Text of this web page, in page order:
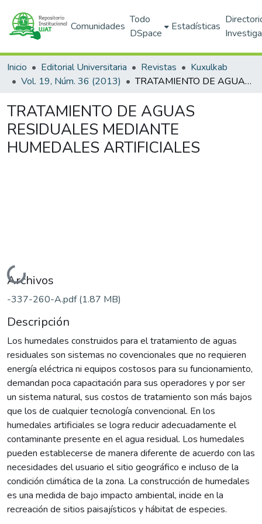
Comunidades
Todo
DSpace
Estadísticas
Inicio Editorial Universitaria Revistas
Kuxulkab
Vol. 19, Núm. 36 (2013)
TRATAMIENTO DE AGUAS RESIDUALES MEDIANTE HUMEDALES ARTIFICIALES
TRATAMIENTO DE AGUAS
RESIDUALES MEDIANTE
HUMEDALES ARTIFICIALES
Cargando...
Archivos
-337-260-A.pdf(1.87 MB)
Descripción
Los humedales construidos para el tratamiento de aguas
residuales son sistemas no covencionales que no requieren
energía eléctrica ni equipos costosos para su funcionamiento,
demandan poca capacitación para sus operadores y por ser
un sistema natural, sus costos de tratamiento son más bajos
que los de cualquier tecnología convencional. En los
humedales artificiales se logra reducir adecuadamente el
contaminante presente en el agua residual. Los humedales
pueden establecerse de manera diferente de acuerdo con las
necesidades del usuario el sitio geográfico e incluso de la
condición climática de la zona. La construcción de humedales
es una medida de bajo impacto ambiental, incide en la
recreación de sitios paisajísticos y hábitat de especies.